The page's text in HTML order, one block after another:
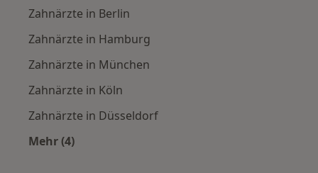
Zahnärzte in Berlin
Zahnärzte in Hamburg
Zahnärzte in München
Zahnärzte in Köln
Zahnärzte in Düsseldorf
Mehr (4)